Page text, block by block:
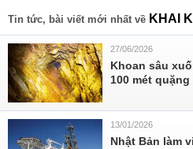
Tin tức, bài viết mới nhất về KHAI
27/06/2026
Khoan sâu
100 mét
13/01/2026
Nhật Bản làm